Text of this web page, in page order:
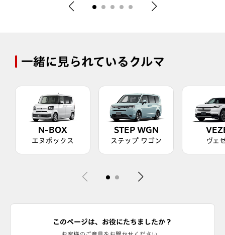
一緒に見られているクルマ
N-BOX
エヌボックス
STEP WGN
ステップ ワゴン ヴェ
このページは、お役にたちましたか？